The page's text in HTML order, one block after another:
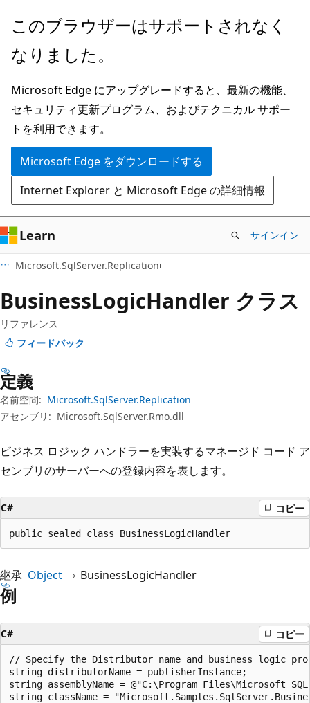
メ
ン
ン
テ
ン
ツ
に
ス
キ
ッ
プ
ペ
ジ
ナ
ビ
ゲ
ー
シ
ョ
ン
に
ス
キ
ッ
プ
このブラウザーはサポートされなく
なりました。
Microsoft Edge にアップグレードすると、最新の機能、
セキュリティ更新プログラム、およびテクニカル サポー
トを利用できます。
Microsoft Edge をダウンロードする
Internet Explorer と Microsoft Edge の詳細情報
Learn サインイン
Microsoft.SqlServer.Replication
BusinessLogicHandler クラス
リファレンス
フィードバック
定義
名前空間: Microsoft.SqlServer.Replication
アセンブリ: Microsoft.SqlServer.Rmo.dll
ビジネス ロジック ハンドラーを実装するマネージド コード ア
センブリのサーバーへの登録内容を表します。
C# コピー
public sealed class BusinessLogicHandler
継承 Object BusinessLogicHandler
例
C# コピー
// Specify the Distributor name and business logic
string distributorName = publisherInstance;
string assemblyName = @"C:\Program Files\Microsoft
string className =